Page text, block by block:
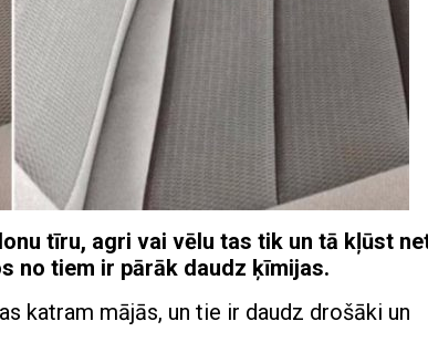
tīru, agri vai vēlu tas tik un tā kļūst
no tiem ir pārāk daudz ķīmijas.
katram mājās, un tie ir daudz drošāki un